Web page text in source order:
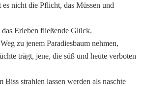
nicht die Pflicht, das Müssen und
Erleben fließende Glück.
zu jenem Paradiesbaum nehmen,
trägt, jene, die süß und heute verboten
Biss strahlen lassen werden als naschte